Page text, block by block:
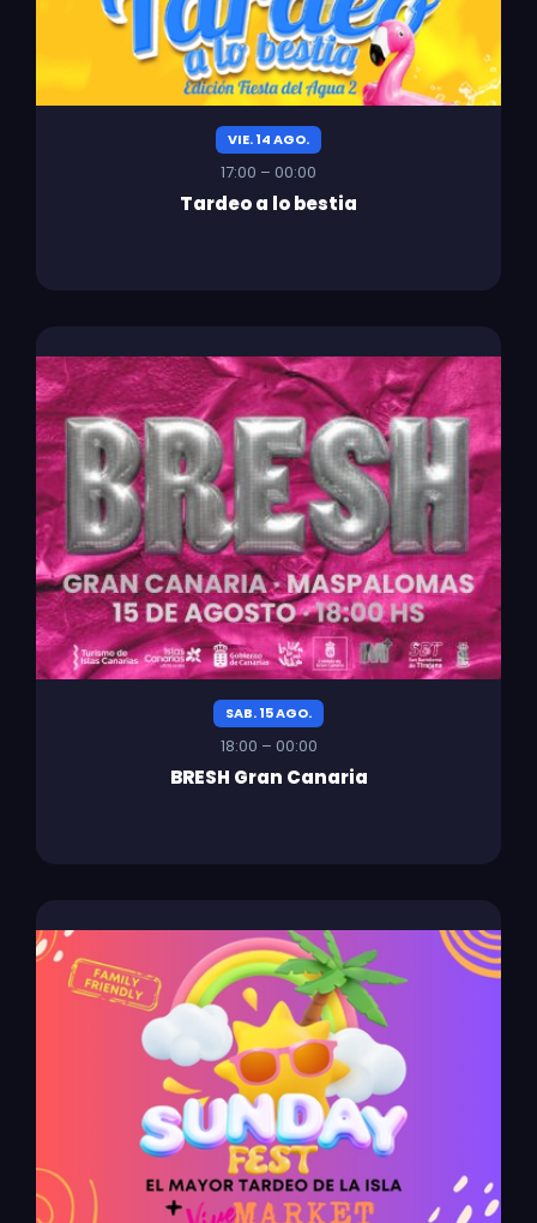
VIE. 14 AGO.
17:00 – 00:00
Tardeo a lo bestia
SAB. 15 AGO.
18:00 – 00:00
BRESH Gran Canaria